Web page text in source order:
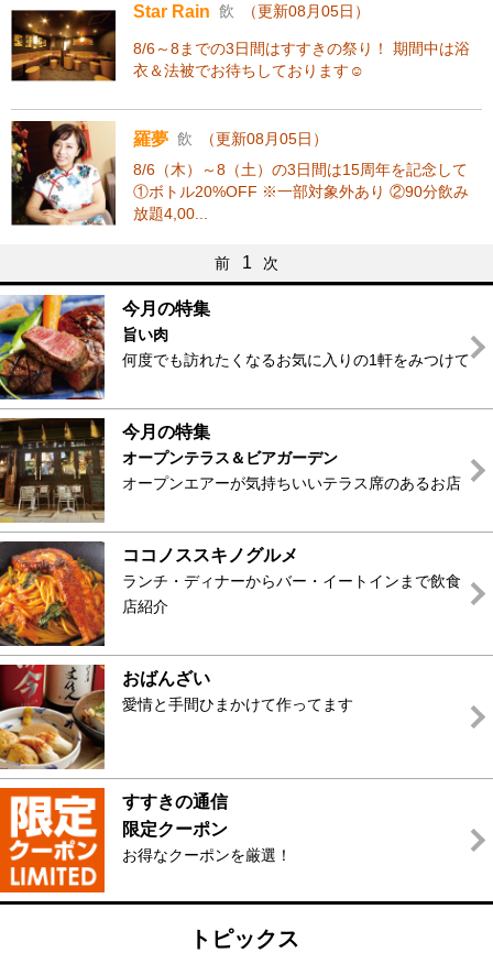
Star Rain 飲 （更新08月05日）
8/6～8までの3日間はすすきの祭り！ 期間中は浴
衣＆法被でお待ちしております☺
羅夢 飲
（更新08月05日）
8/6（木）～8（土）の3日間は15周年を記念して
①ボトル20%OFF ※一部対象外あり ②90分飲み
放題4,00...
前 1 次
今月の特集
旨い肉
何度でも訪れたくなるお気に入りの1軒をみつけて
今月の特集
オープンテラス＆ビアガーデン
オープンエアーが気持ちいいテラス席のあるお店
ココノススキノグルメ
ランチ・ディナーからバー・イートインまで飲食
店紹介
おばんざい
愛情と手間ひまかけて作ってます
すすきの通信
限定クーポン
お得なクーポンを厳選！
トピックス